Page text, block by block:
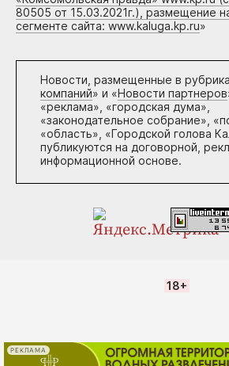
80505 от 15.03.2021г.), размещение
сегменте сайта: www.kaluga.kp.ru»
Новости, размещенные в
компаний» и «Новости партнеров
«реклама», «городская дума»,
«законодательное собрание»,
«область», «Городской голова
публикуются на договорной,
информационной основе.
18+
РЕКЛАМА